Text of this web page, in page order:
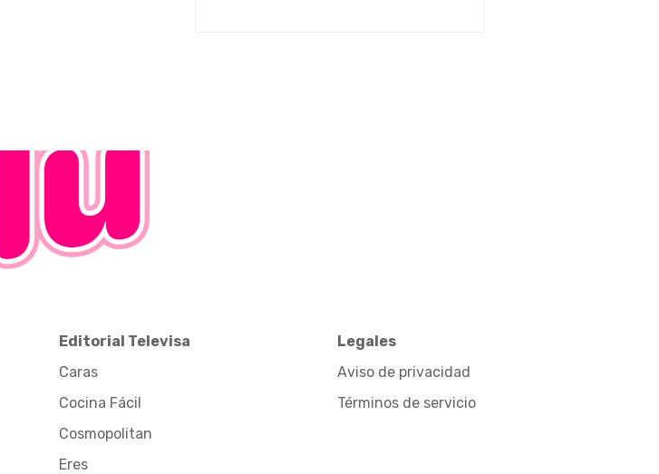
Editorial Televisa
Caras
Cocina Fácil
Cosmopolitan
Eres
Legales
Aviso de privacidad
Términos de servicio